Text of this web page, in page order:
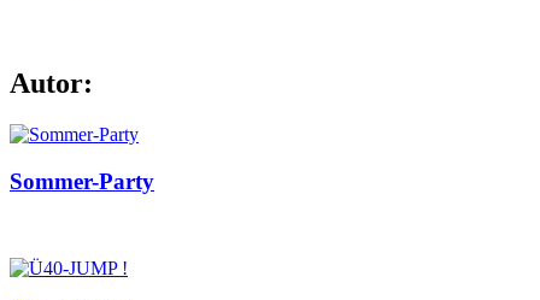
Autor:
Sommer-Party